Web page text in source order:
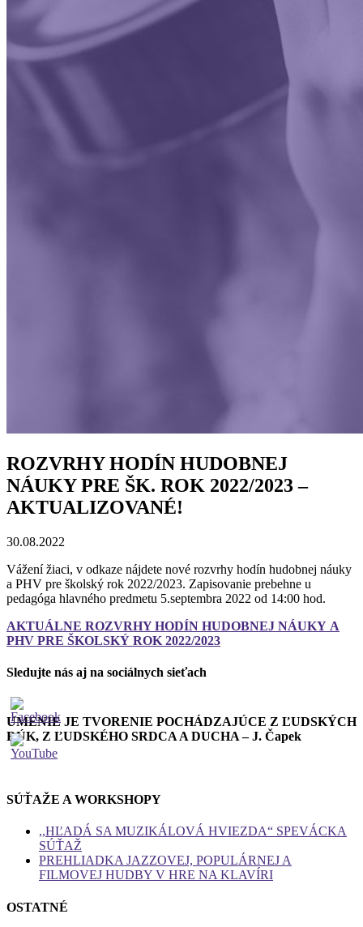
ROZVRHY HODÍN HUDOBNEJ
NÁUKY PRE ŠK. ROK 2022/2023 –
AKTUALIZOVANÉ!
30.08.2022
Vážení žiaci, v odkaze nájdete nové rozvrhy hodín hudobnej náuky
a PHV pre školský rok 2022/2023. Zapisovanie prebehne u
pedagóga hlavného predmetu 5.septembra 2022 od 14:00 hod.
AKTUÁLNE ROZVRHY HODÍN HUDOBNEJ NÁUKY A
PHV PRE ŠKOLSKÝ ROK 2022/2023
Sledujte nás aj na sociálnych sieťach
UMENIE JE TVORENIE POCHÁDZAJÚCE Z ĽUDSKÝCH
RÚK, Z ĽUDSKÉHO SRDCA A DUCHA – J. Čapek
SÚŤAŽE A WORKSHOPY
,,HĽADÁ SA MUZIKÁLOVÁ HVIEZDA“ SPEVÁCKA
SÚŤAŽ
PREHLIADKA JAZZOVEJ, POPULÁRNEJ A
FILMOVEJ HUDBY V HRE NA KLAVÍRI
OSTATNÉ